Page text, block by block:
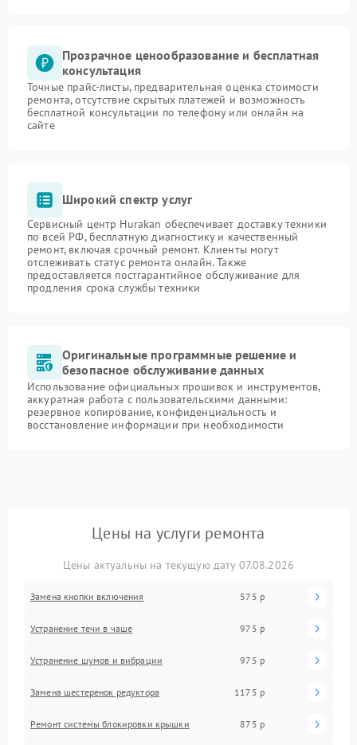
Прозрачное ценообразование и бесплатная
консультация
Точные прайс-листы, предварительная оценка стоимости
ремонта, отсутствие скрытых платежей и возможность
бесплатной консультации по телефону или онлайн на
сайте
Широкий спектр услуг
Сервисный центр Hurakan обеспечивает доставку техники
по всей РФ, бесплатную диагностику и качественный
ремонт, включая срочный ремонт. Клиенты могут
отслеживать статус ремонта онлайн. Также
предоставляется постгарантийное обслуживание для
продления срока службы техники
Оригинальные программные решение и
безопасное обслуживание данных
Использование официальных прошивок и инструментов,
аккуратная работа с пользовательскими данными:
резервное копирование, конфиденциальность и
восстановление информации при необходимости
Цены на услуги ремонта
Цены актуальны на текущую дату 07.08.2026
Замена кнопки включения 575 р
Устранение течи в чаше 975 р
Устранение шумов и вибрации 975 р
Замена шестеренок редуктора 1175 р
Ремонт системы блокировки крышки 875 р